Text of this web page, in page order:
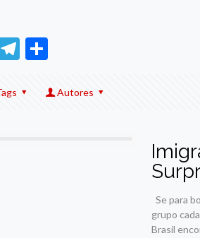
Telegram
Autores
Se para
grupo
Brasil